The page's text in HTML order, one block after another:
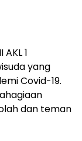
1
yang
Covid-19.
dan teman